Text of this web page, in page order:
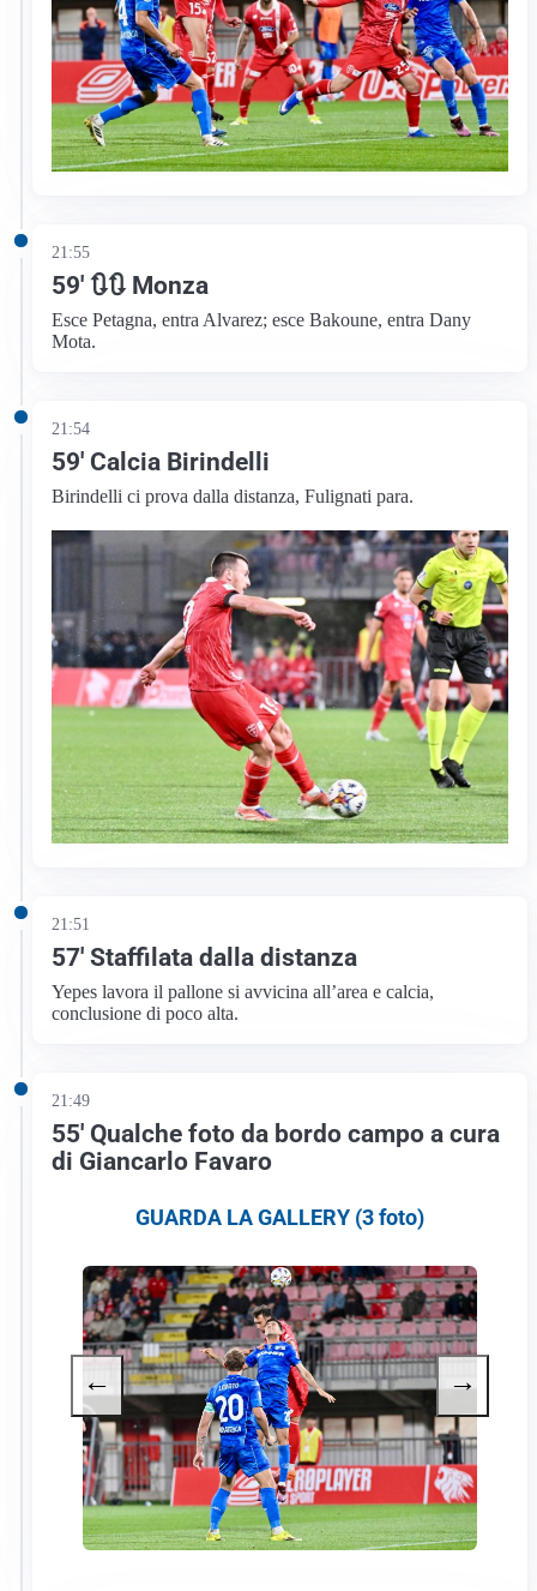
21:55
59′ 🔃🔃 Monza
Esce Petagna, entra Alvarez; esce Bakoune, entra Dany
Mota.
21:54
59′ Calcia Birindelli
Birindelli ci prova dalla distanza, Fulignati para.
21:51
57′ Staffilata dalla distanza
Yepes lavora il pallone si avvicina all’area e calcia,
conclusione di poco alta.
21:49
55′ Qualche foto da bordo campo a cura
di Giancarlo Favaro
GUARDA LA GALLERY (3 foto)
← →